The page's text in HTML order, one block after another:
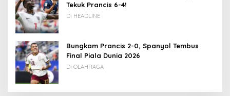
Tekuk Prancis 6-4!
Di HEADLINE
Bungkam Prancis 2-0, Spanyol Tembus
Final Piala Dunia 2026
Di OLAHRAGA